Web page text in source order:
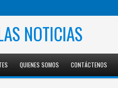
NOTICIAS
QUIENES SOMOS CONTÁCTENOS